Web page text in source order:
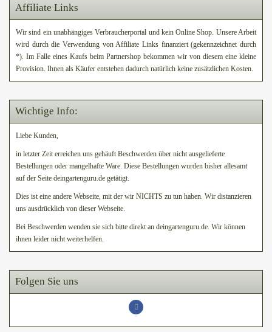
Affiliate Links
Wir sind ein unabhängiges Verbraucherportal und kein Online Shop. Unsere Arbeit
wird durch die Verwendung von Affiliate Links finanziert (gekennzeichnet durch
*). Im Falle eines Kaufs beim Partnershop bekommen wir von diesem eine kleine
Provision. Ihnen als Käufer entstehen dadurch natürlich keine zusätzlichen Kosten.
Wichtige Info:
Liebe Kunden,
in letzter Zeit erreichen uns gehäuft Beschwerden über nicht ausgelieferte
Bestellungen oder mangelhafte Ware. Diese Bestellungen wurden bisher allesamt
auf der Seite deingartenguru.de getätigt.
Dies ist eine andere Webseite, mit der wir NICHTS zu tun haben. Wir distanzieren
uns ausdrücklich von dieser Webseite.
Bei Beschwerden wenden sie sich bitte direkt an deingartenguru.de. Wir können
ihnen leider nicht weiterhelfen.
Folgen Sie uns